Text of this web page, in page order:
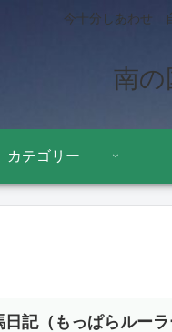
今十分しあわせ
南の
カテゴリー
日記（もっぱらルー